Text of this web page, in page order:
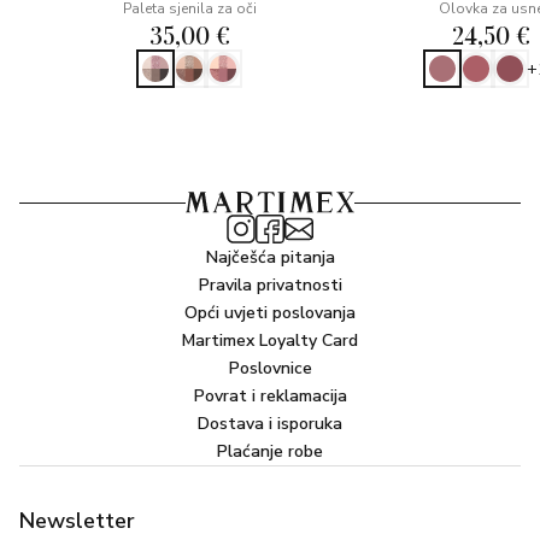
Paleta sjenila za oči
35,00 €
Olovka za
24,50 €
Najčešća pitanja
Pravila privatnosti
Opći uvjeti poslovanja
Martimex Loyalty Card
Poslovnice
Povrat i reklamacija
Dostava i isporuka
Plaćanje robe
Newsletter